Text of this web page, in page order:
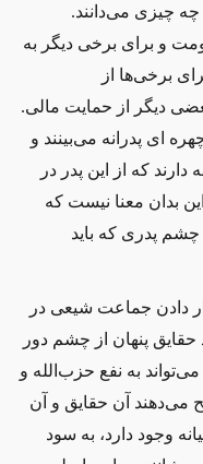
چه‌ چیزی می‌دانند.
و برای برخی دیگر به
برخی‌ها از
دیگر از حمایت مالی.
ای پدرانه می‌بینند و
که از این پدر در
بدان معنا نیست که
چشم پدری که باید
دادن جماعت شیعی در
پنهان از چشم دور
به نفع حزب‌الله و
می‌دهند آن حقایق و آن
وجود دارد، به سود